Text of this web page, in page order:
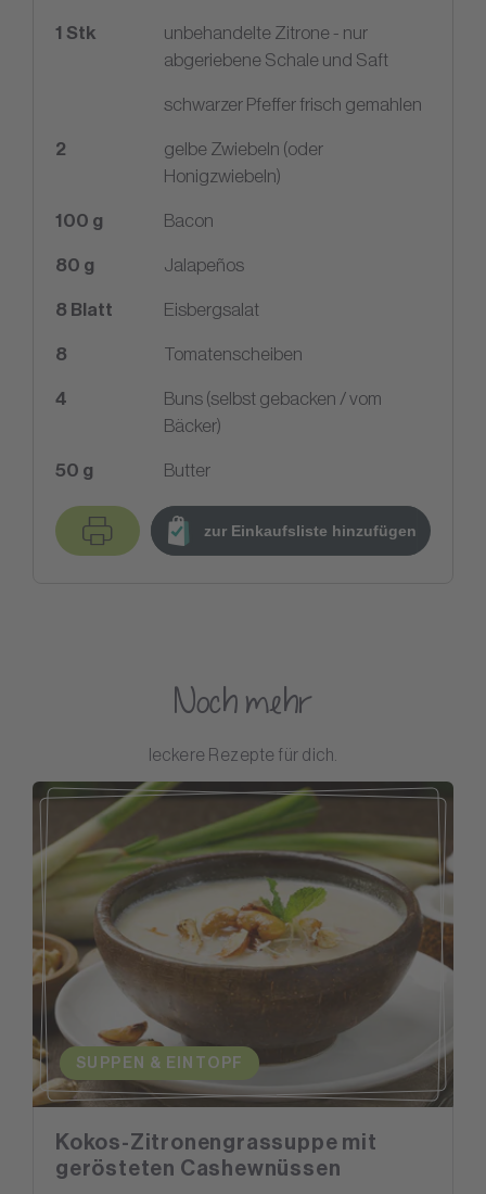
1 Stk
unbehandelte Zitrone - nur
abgeriebene Schale und Saft
schwarzer Pfeffer frisch gemahlen
2
gelbe Zwiebeln (oder
Honigzwiebeln)
100 g Bacon
80 g Jalapeños
8 Blatt Eisbergsalat
8 Tomatenscheiben
4
Buns (selbst gebacken / vom
Bäcker)
50 g Butter
zur Einkaufsliste hinzufügen
Noch mehr
leckere Rezepte für dich.
SUPPEN & EINTOPF
Kokos-Zitronengrassuppe mit
gerösteten Cashewnüssen